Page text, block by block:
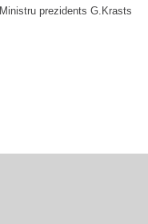
Ministru prezidents G.Krasts